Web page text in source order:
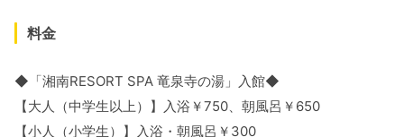
料金
◆「湘南RESORT SPA 竜泉寺の湯」入館◆
【⼤⼈（中学生以上）】入浴￥750、朝風呂￥650
【小人（小学生）】入浴・朝風呂￥300